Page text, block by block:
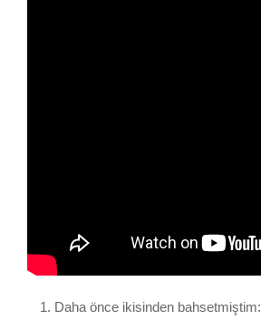
Daha önce ikisinden bahsetmiştim: